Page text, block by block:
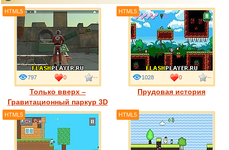
Только вверх –
Гравитационный паркур 3D
797 0 --
HTML5
Прудовая история
1028 0 --
HTML5
HTML5 HTML5